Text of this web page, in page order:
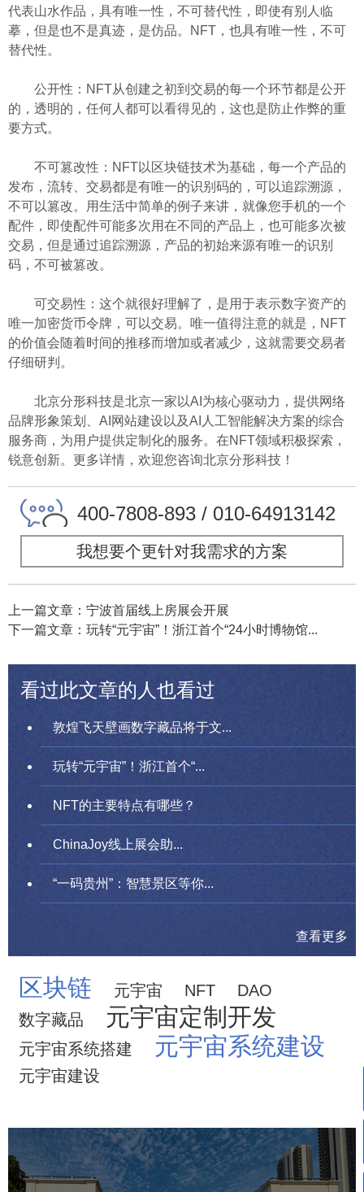
代表山水作品，具有唯一性，不可替代性，即使有别人临
摹，但是也不是真迹，是仿品。NFT，也具有唯一性，不可
替代性。
公开性：NFT从创建之初到交易的每一个环节都是公开
的，透明的，任何人都可以看得见的，这也是防止作弊的重
要方式。
不可篡改性：NFT以区块链技术为基础，每一个产品的
发布，流转、交易都是有唯一的识别码的，可以追踪溯源，
不可以篡改。用生活中简单的例子来讲，就像您手机的一个
配件，即使配件可能多次用在不同的产品上，也可能多次被
交易，但是通过追踪溯源，产品的初始来源有唯一的识别
码，不可被篡改。
可交易性：这个就很好理解了，是用于表示数字资产的
唯一加密货币令牌，可以交易。唯一值得注意的就是，NFT
的价值会随着时间的推移而增加或者减少，这就需要交易者
仔细研判。
北京分形科技是北京一家以AI为核心驱动力，提供网络
品牌形象策划、AI网站建设以及AI人工智能解决方案的综合
服务商，为用户提供定制化的服务。在NFT领域积极探索，
锐意创新。更多详情，欢迎您咨询北京分形科技！
400-7808-893 / 010-64913142
我想要个更针对我需求的方案
上一篇文章：宁波首届线上房展会开展
下一篇文章：玩转“元宇宙”！浙江首个“24小时博物馆...
看过此文章的人也看过
敦煌飞天壁画数字藏品将于文...
玩转“元宇宙”！浙江首个“...
NFT的主要特点有哪些？
ChinaJoy线上展会助...
“一码贵州”：智慧景区等你...
查看更多
区块链 元宇宙 NFT
DAO
数字藏品
元宇宙定制开发
元宇宙系统搭建 元宇宙系统建设
元宇宙建设
武汉常青公园